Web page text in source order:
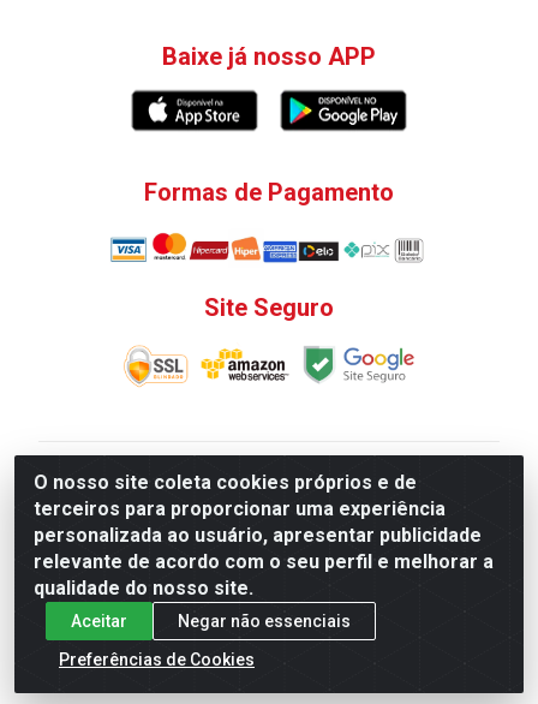
O nosso site coleta cookies próprios e de
terceiros para proporcionar uma experiência
personalizada ao usuário, apresentar publicidade
relevante de acordo com o seu perfil e melhorar a
qualidade do nosso site.
Aceitar
Negar não essenciais
Preferências de Cookies
Baixe já nosso APP
Formas de Pagamento
Site Seguro
V. C. Ferragens LTDA - Rua do Matoso, 132 - Praça da
Bandeira, Rio de Janeiro/ RJ - CEP 20.270-135 - CNPJ
12.324.723/0001-25
Todas as regras de promoções, descontos, preços e
prazos de pagamento e entrega expostos aqui são
válidos apenas para compras via internet. Preços e
estoque sujeito a alterações sem aviso prévio.